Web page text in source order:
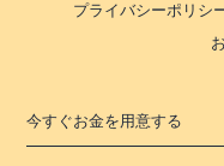
プライバシーポリシ
今すぐお金を用意する